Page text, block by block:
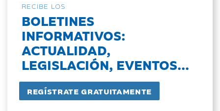
RECIBE LOS
BOLETINES
INFORMATIVOS:
ACTUALIDAD,
LEGISLACIÓN, EVENTOS...